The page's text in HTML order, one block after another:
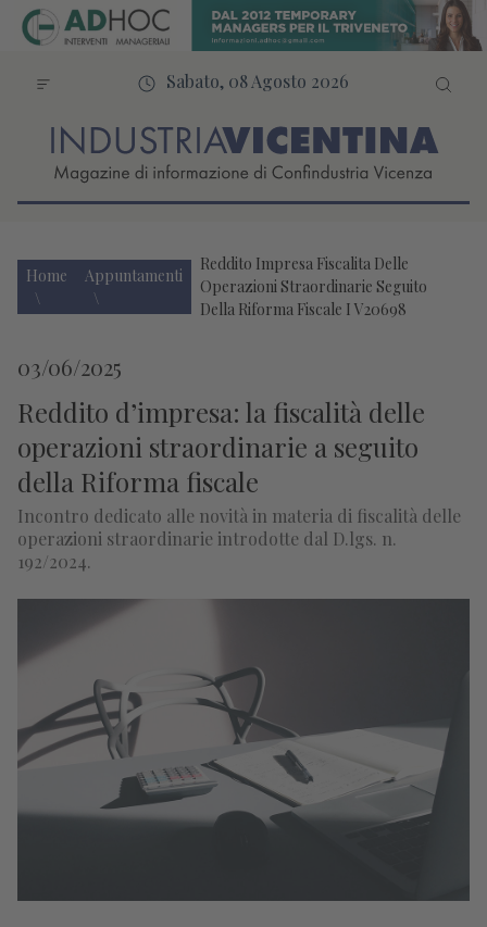
Sabato, 08 Agosto 2026
Home Appuntamenti
Reddito Impresa Fiscalita Delle
Operazioni Straordinarie Seguito
Della Riforma Fiscale I V20698
03/06/2025
Reddito d’impresa: la fiscalità delle
operazioni straordinarie a seguito
della Riforma fiscale
Incontro dedicato alle novità in materia di fiscalità delle
operazioni straordinarie introdotte dal D.lgs. n.
192/2024.